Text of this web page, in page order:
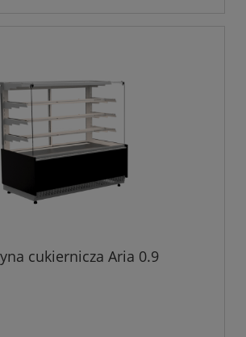
cukiernicza Aria 0.9